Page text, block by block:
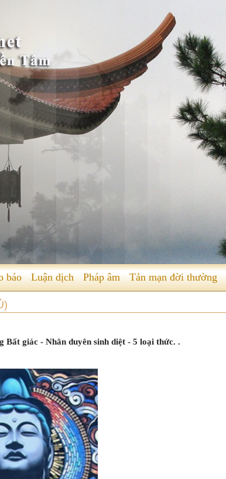
báo Luận dịch Pháp âm Tản mạn đời thường
giác - Nhân duyên sinh diệt - 5 loại thức. .